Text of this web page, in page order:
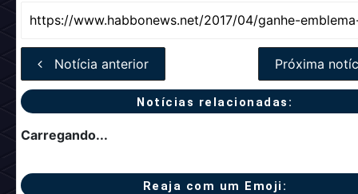
Notícia anterior Próxima
Notícias relacionadas:
Carregando...
Reaja com um Emoji: